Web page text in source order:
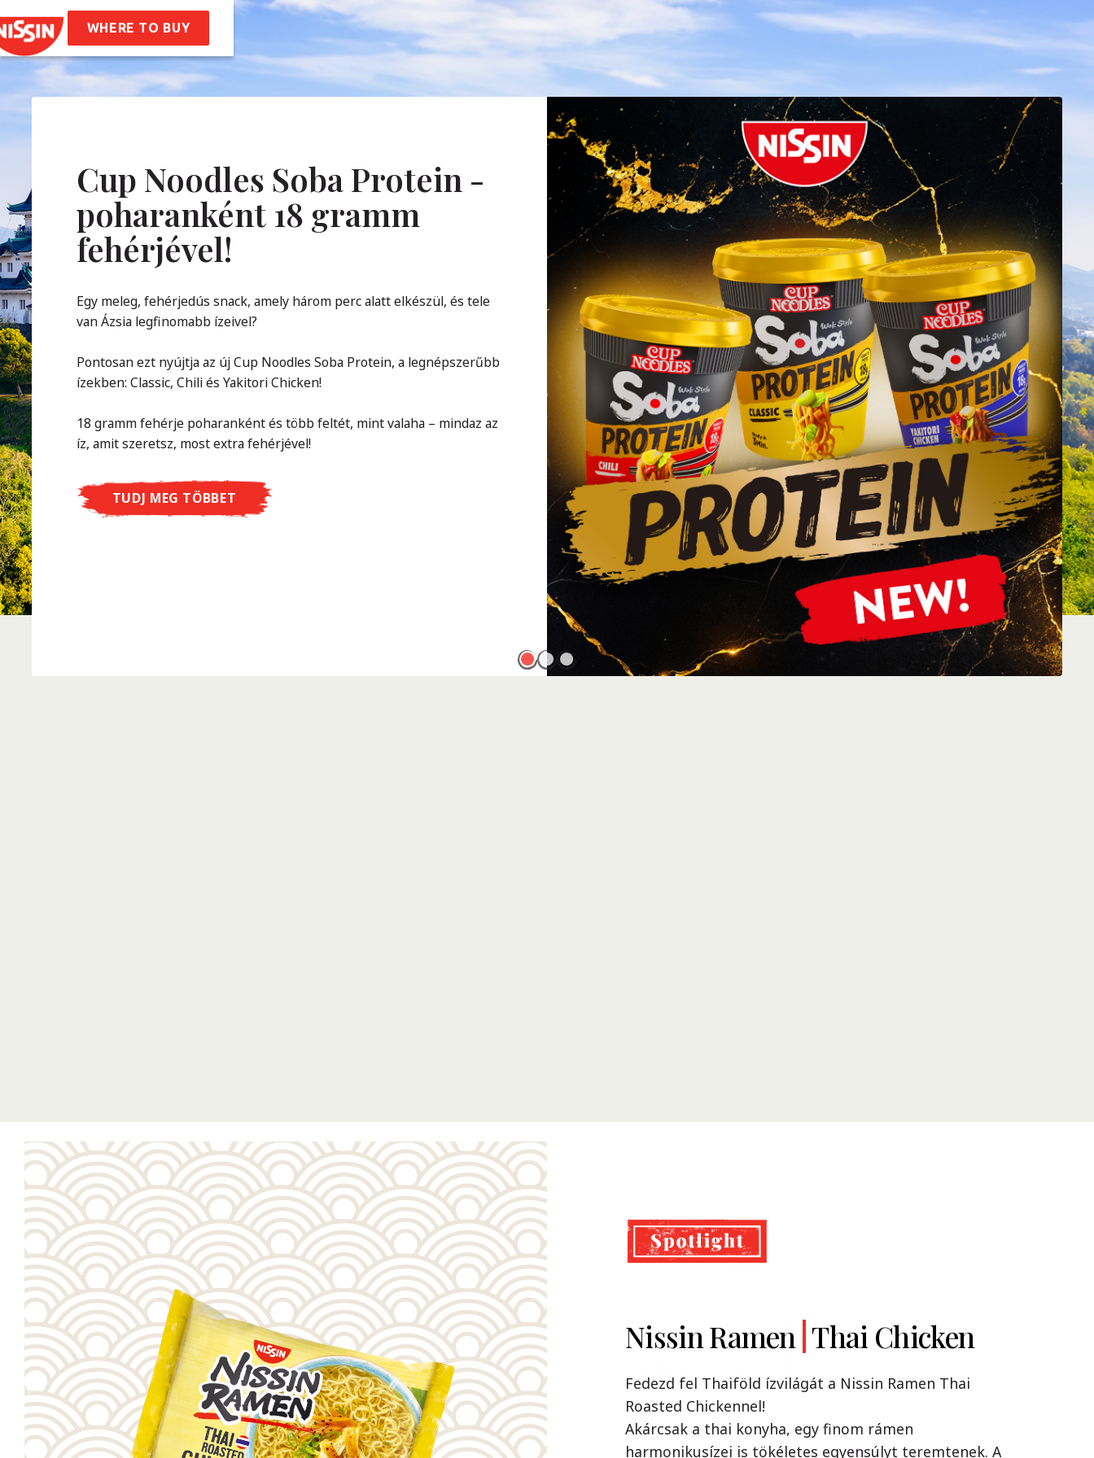
WHERE TO BUY
Vállalati Értékeink
Cup Noodles Soba Protein -
poharanként 18 gramm
fehérjével!
Egy meleg, fehérjedús snack, amely három perc alatt elkészül, és tele
van Ázsia legfinomabb ízeivel?
Pontosan ezt nyújtja az új Cup Noodles Soba Protein, a legnépszerűbb
ízekben: Classic, Chili és Yakitori Chicken!
18 gramm fehérje poharanként és több feltét, mint valaha – mindaz az
íz, amit szeretsz, most extra fehérjével!
TUDJ MEG TÖBBET
Cup Noodles
Soba
Classic
Örök klasszikus, új köntösben!
Ellenállhatatlan yakisoba tészta ízletes szója szósszal,
Nissin Ramen Thai Chicken
Fedezd fel Thaiföld ízvilágát a Nissin Ramen Thai
Roasted Chickennel!
Akárcsak a thai konyha, egy finom rámen
harmonikusízei is tökéletes egyensúlyt teremtenek. A